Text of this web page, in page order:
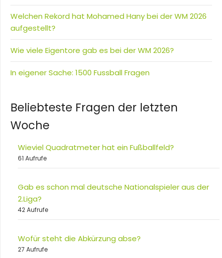
Welchen Rekord hat Mohamed Hany bei der WM 2026
aufgestellt?
Wie viele Eigentore gab es bei der WM 2026?
In eigener Sache: 1500 Fussball Fragen
Beliebteste Fragen der letzten
Woche
Wieviel Quadratmeter hat ein Fußballfeld?
61 Aufrufe
Gab es schon mal deutsche Nationalspieler aus der
2.Liga?
42 Aufrufe
Wofür steht die Abkürzung abse?
27 Aufrufe